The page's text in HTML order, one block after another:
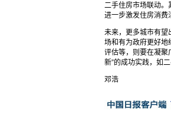
二手住房市场联动。
进一步激发住房消费
未来，更多城市有望
场和有为政府更好地
评估等，则要在凝聚
新”的成功实践，如
邓浩